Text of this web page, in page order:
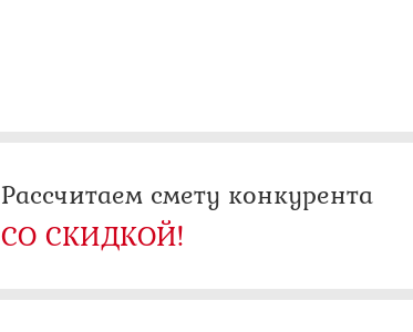
Рассчитаем смету конкурента
СО СКИДКОЙ!